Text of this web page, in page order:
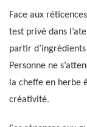
Face aux
test privé dans
partir
Personne ne
la cheffe en herbe
créativité.